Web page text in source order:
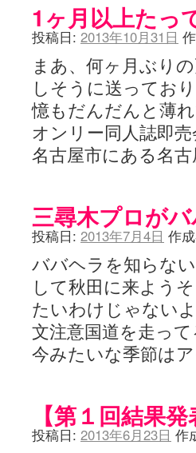
咲ミダレ - 咲-saki- / MJ第14回咲
はやりの如く☆ - 咲-saki- / 悪い
麻雀雑記あれこれ - 咲 -Saki- /
またの名を咲ブログ - 咲-Saki- /
あっちが変 / あっちが変 (08:31)
BBKN BLOG / トップページ（サ
あにてつ！ / 千里山に行ってき
さくやこのはな - 咲 -saki- / 末の
凡人の私 / ステルス坂こと咲-
嶺上開花自摸 / Last day of
おもちもちもち - 咲-Saki- / ５
咲-Saki-ブログ！～麻雀下手でも
嶺上航路 / ドラフト前日なので
音を奏でて花が咲く - 咲-Saki-
from A to K / [咲-saki-][麻雀ゲー
紺フェス - 咲-Saki- / 【越谷SS】
ユズポニッキ - 咲-Saki- / ☆ #
ああ、あの牌？ - 咲-Saki- / シノ
宮守大好き帳 / 告知
(13:04)
麻雀アニメ＆麻雀ゲームあれ
ばるのまーじゃん日和 - 咲-saki-
ひまじんひまんじ / 読書の秋、と
煌-Subara- - 咲-saki- / シノハユ
SYNTH 2006 - 咲 -Saki- / 阿知
1ヶ月以上たっ
投稿日: 2013年10月31日
まあ、何ヶ月ぶり
しそうに送ってお
憶もだんだんと薄
オンリー同人誌即
名古屋市にある名
三尋木プロが
投稿日: 2013年7月4日 作
ババヘラを知らな
して秋田に来よう
たいわけじゃない
文注意国道を走っ
今みたいな季節は
【第１回結果
投稿日: 2013年6月23日 作